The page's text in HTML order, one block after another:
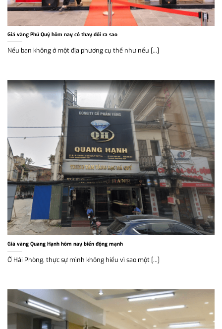
Giá vàng Phú Quý hôm nay có thay đổi ra sao
Nếu bạn không ở một địa phương cụ thể như nếu [...]
Giá vàng Quang Hạnh hôm nay biến động mạnh
Ở Hải Phòng, thực sự mình không hiểu vì sao một [...]